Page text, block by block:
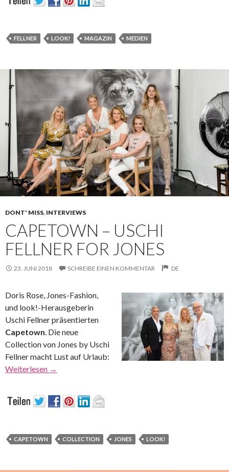
FELLNER LOOK! MAGAZIN MEDIEN
DONT' MISS, INTERVIEWS
CAPETOWN – USCHI
FELLNER FOR JONES
23. JUNI 2018 SCHREIBE EINEN KOMMENTAR DE
Doris Rose, Jones-Fashion,
und look!-Herausgeberin
Uschi Fellner präsentierten
Capetown . Die neue
Collection von Jones by Uschi
Fellner macht Lust auf Urlaub:
Weiterlesen →
CAPETOWN COLLECTION JONES LOOK!